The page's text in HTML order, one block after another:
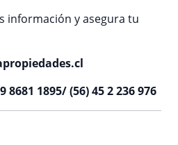
información y asegura tu
8681 1895/ (56) 45 2 236 976